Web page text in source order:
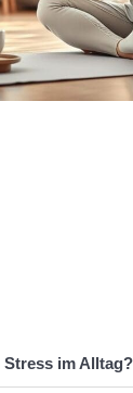
im Alltag?